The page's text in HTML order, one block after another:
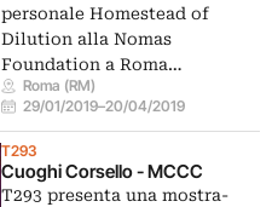
personale Homestead of
Dilution alla Nomas
Foundation a Roma…
Roma (RM)
29/01/2019–20/04/2019
T293
Cuoghi Corsello - MCCC
T293 presenta una mostra-